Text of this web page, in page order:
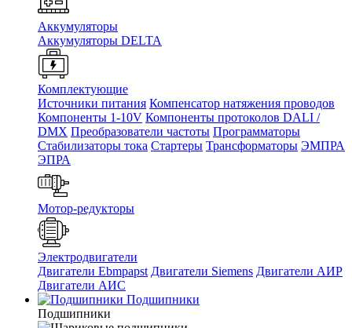
Аккумуляторы
Аккумуляторы DELTA
Комплектующие
Источники питания Компенсатор натяжения проводов
Компоненты 1-10V Компоненты протоколов DALI /
DMX Преобразователи частоты Программаторы
Стабилизаторы тока Стартеры Трансформаторы ЭМПРА
ЭПРА
Мотор-редукторы
Электродвигатели
Двигатели Ebmpapst Двигатели Siemens Двигатели АИР
Двигатели АИС
Подшипники
Подшипники